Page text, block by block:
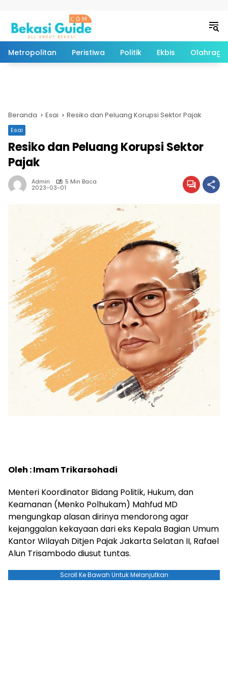
Metropolitan Peristiwa Politik Ekbis Olahraga
Beranda Esai Resiko dan Peluang Korupsi Sektor Pajak
Esai
Resiko dan Peluang Korupsi Sektor
Pajak
Admin 5 Min Baca
2023-03-01
Oleh : Imam Trikarsohadi
Menteri Koordinator Bidang Politik, Hukum, dan
Keamanan (Menko Polhukam) Mahfud MD
mengungkap alasan dirinya mendorong agar
kejanggalan kekayaan dari eks Kepala Bagian Umum
Kantor Wilayah Ditjen Pajak Jakarta Selatan II, Rafael
Alun Trisambodo diusut tuntas.
Scroll Ke Bawah Untuk Melanjutkan